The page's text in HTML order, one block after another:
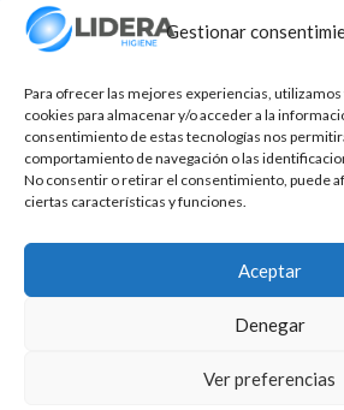
Gestionar
Para ofrecer las mejores experiencias,
cookies para almacenar y/o acceder a la
consentimiento de estas tecnologías nos
comportamiento de navegación o las
No consentir o retirar el consentimiento, puede
ciertas características y funciones.
Aceptar
Denegar
Ver preferencias
48480 Arrigorriaga
Bizkaia
666 451 184
info.paisvasco@liderahigiene.com
Linked In
©2026 Lidera Higiene, S.L. Todos los